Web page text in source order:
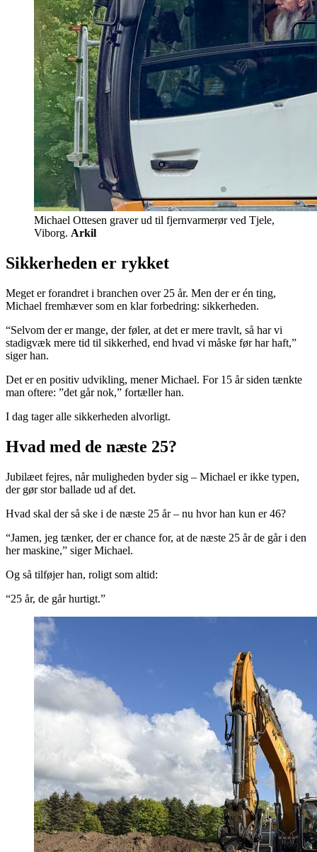
Michael Ottesen graver ud til fjernvarmerør ved Tjele,
Viborg. Arkil
Sikkerheden er rykket
Meget er forandret i branchen over 25 år. Men der er én ting,
Michael fremhæver som en klar forbedring: sikkerheden.
“Selvom der er mange, der føler, at det er mere travlt, så har vi
stadigvæk mere tid til sikkerhed, end hvad vi måske før har haft,”
siger han.
Det er en positiv udvikling, mener Michael. For 15 år siden tænkte
man oftere: ”det går nok,” fortæller han.
I dag tager alle sikkerheden alvorligt.
Hvad med de næste 25?
Jubilæet fejres, når muligheden byder sig – Michael er ikke typen,
der gør stor ballade ud af det.
Hvad skal der så ske i de næste 25 år – nu hvor han kun er 46?
“Jamen, jeg tænker, der er chance for, at de næste 25 år de går i den
her maskine,” siger Michael.
Og så tilføjer han, roligt som altid:
“25 år, de går hurtigt.”